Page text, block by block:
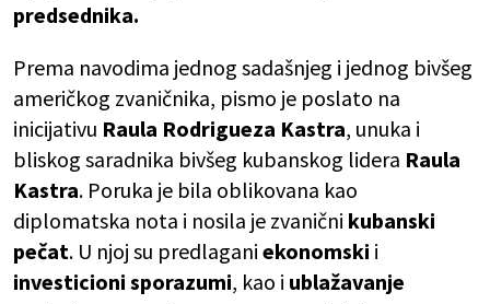
predsednika.
Prema navodima jednog sadašnjeg i jednog bivšeg
američkog zvaničnika, pismo je poslato na
inicijativu Raula Rodrigueza Kastra, unuka i
bliskog saradnika bivšeg kubanskog lidera Raula
Kastra. Poruka je bila oblikovana kao
diplomatska nota i nosila je zvanični kubanski
pečat. U njoj su predlagani ekonomski i
investicioni sporazumi, kao i ublažavanje